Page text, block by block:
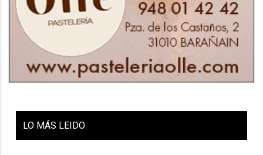
LO MÁS LEIDO